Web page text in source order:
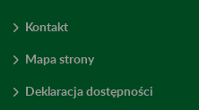
Kontakt
Mapa strony
Deklaracja dostępności